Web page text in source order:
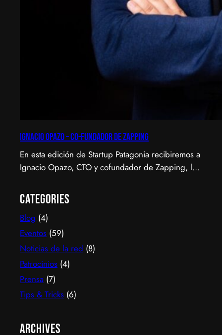
Ignacio Opazo – Co-Fundador de Zapping
En esta edición de Startup Patagonia recibiremos a
Ignacio Opazo, CTO y cofundador de Zapping, la
que América Latina ve televisión. ​Zapping nació
con una idea simple y potente: ofrecer una
experiencia de TV por internet fluida, sin
decodificadores ni contratos, y hoy suma más de
600…
Categories
Blog (4)
Eventos (59)
Noticias de la red (8)
Patrocinios (4)
Prensa (7)
Tips & Tricks (6)
Archives